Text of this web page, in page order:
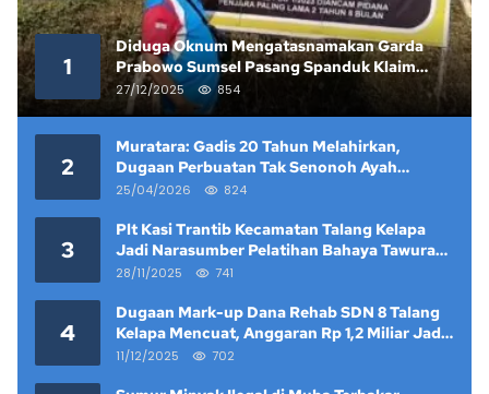
1
Diduga Oknum Mengatasnamakan Garda
Prabowo Sumsel Pasang Spanduk Klaim
Lahan yang Telah Diputus Pengadilan
27/12/2025 854
2
Muratara: Gadis 20 Tahun Melahirkan,
Dugaan Perbuatan Tak Senonoh Ayah
Kandung Mencuat
25/04/2026 824
3
Plt Kasi Trantib Kecamatan Talang Kelapa
Jadi Narasumber Pelatihan Bahaya Tawuran
dan Narkoba di Keramat Raya
28/11/2025 741
4
Dugaan Mark-up Dana Rehab SDN 8 Talang
Kelapa Mencuat, Anggaran Rp 1,2 Miliar Jadi
Sorotan
11/12/2025 702